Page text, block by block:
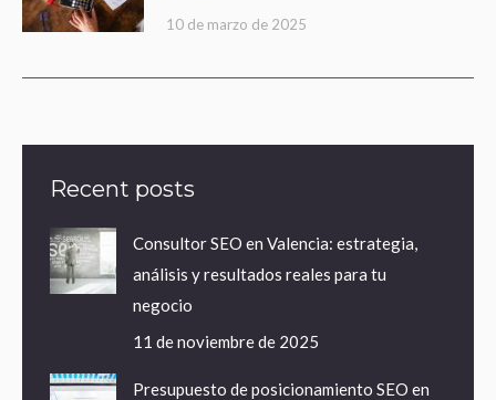
10 de marzo de 2025
Recent posts
Consultor SEO en Valencia: estrategia,
análisis y resultados reales para tu
negocio
11 de noviembre de 2025
Presupuesto de posicionamiento SEO en